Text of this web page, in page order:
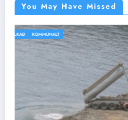
You May Have Missed
IKKI BÓLKAÐ VEÐRIÐ